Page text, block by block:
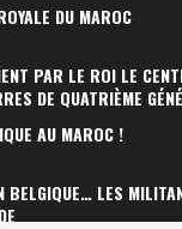
DU MAROC
PAR LE ROI LE
DE QUATRIÈME
AU MAROC !
BELGIQUE… LES